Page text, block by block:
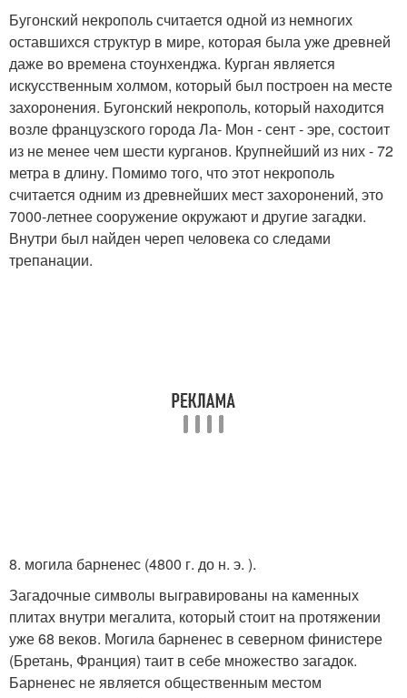
Бугонский некрополь считается одной из немногих
оставшихся структур в мире, которая была уже древней
даже во времена стоунхенджа. Курган является
искусственным холмом, который был построен на месте
захоронения. Бугонский некрополь, который находится
возле французского города Ла- Мон - сент - эре, состоит
из не менее чем шести курганов. Крупнейший из них - 72
метра в длину. Помимо того, что этот некрополь
считается одним из древнейших мест захоронений, это
7000-летнее сооружение окружают и другие загадки.
Внутри был найден череп человека со следами
трепанации.
8. могила барненес (4800 г. до н. э. ).
Загадочные символы выгравированы на каменных
плитах внутри мегалита, который стоит на протяжении
уже 68 веков. Могила барненес в северном финистере
(Бретань, Франция) таит в себе множество загадок.
Барненес не является общественным местом